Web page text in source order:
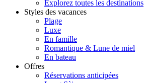
Explorez toutes les destinations
Styles des vacances
Plage
Luxe
En famille
Romantique & Lune de miel
En bateau
Offres
Réservations anticipées